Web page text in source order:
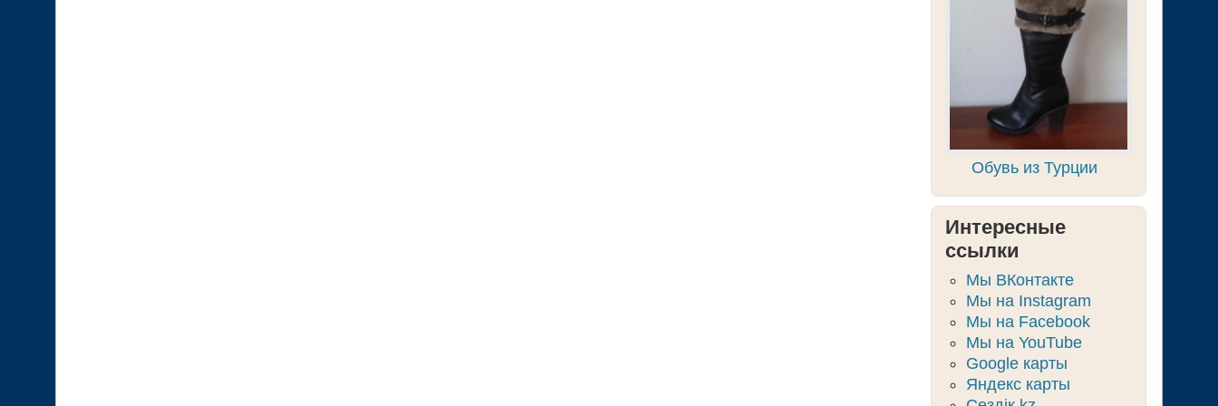
Обувь из Турции
Интересные
ссылки
Мы ВКонтакте
Мы на Instagram
Мы на Facebook
Мы на YouTube
Google карты
Яндекс карты